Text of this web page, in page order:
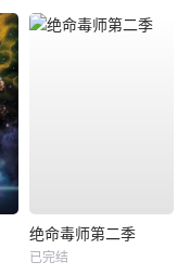
绝命毒师第二季
已完结